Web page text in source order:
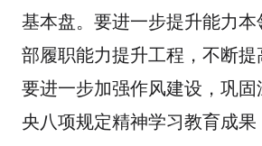
基本盘。要进一步提升能力
部履职能力提升工程，不断提
要进一步加强作风建设，巩
央八项规定精神学习教育成